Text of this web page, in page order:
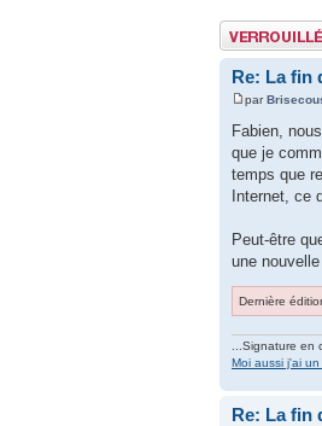
Sujet verrouillé
Re: La fin
par
Fabien,
que je
temps que
Internet, ce
Peut-être
une
Dernière
...Signature en
Moi aussi j'ai un
Re: La fin